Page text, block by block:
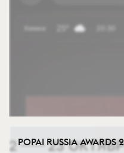
POPAI RUSSIA